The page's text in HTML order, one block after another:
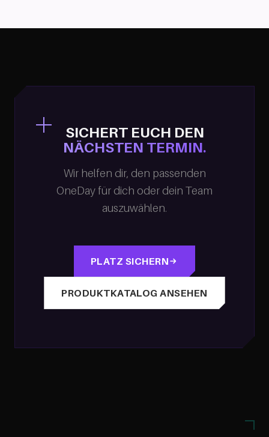
SICHERT EUCH DEN
NÄCHSTEN TERMIN.
Wir helfen dir, den passenden
OneDay für dich oder dein Team
auszuwählen.
PLATZ SICHERN
PRODUKTKATALOG ANSEHEN